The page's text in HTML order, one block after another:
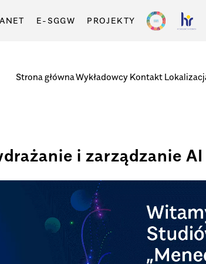
E-SGGW PROJEKTY
Strona głównaWykładowcy Kontakt
i zarządzanie AI